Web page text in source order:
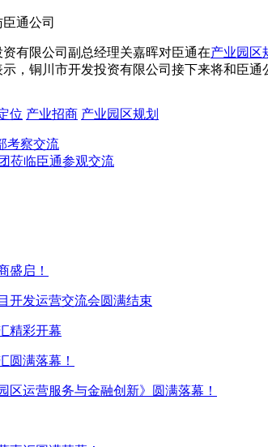
有限公司副总经理关嘉晖对臣通在产业园区
，铜川市开发投资有限公司接下来将和臣
位 产业招商 产业园区规划
考察交流
莅临臣通参观交流
盛启！
开发运营交流会圆满结束
精彩开幕
圆满落幕！
运营服务与金融创新》圆满落幕！